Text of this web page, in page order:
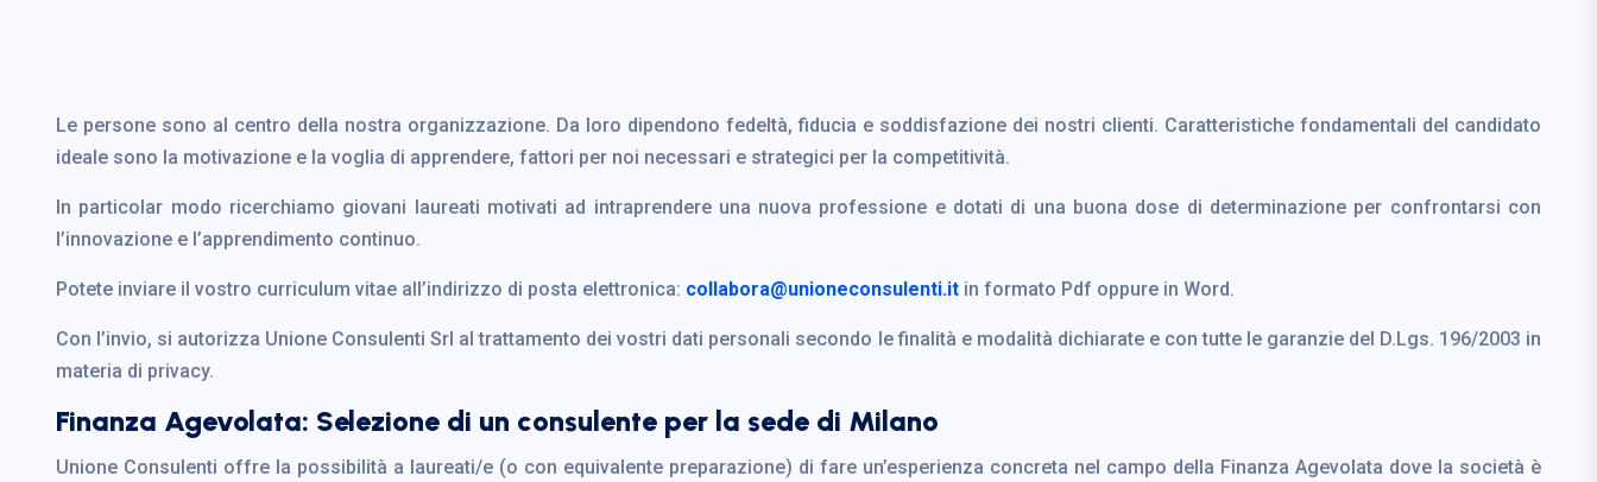
Le persone sono al centro della nostra organizzazione. Da loro dipendono fedeltà, fiducia e soddisfazione dei nostri clienti. Caratteristiche fondamentali del candidato
ideale sono la motivazione e la voglia di apprendere, fattori per noi necessari e strategici per la competitività.
In particolar modo ricerchiamo giovani laureati motivati ad intraprendere una nuova professione e dotati di una buona dose di determinazione per confrontarsi con
l’innovazione e l’apprendimento continuo.
Potete inviare il vostro curriculum vitae all’indirizzo di posta elettronica: collabora@unioneconsulenti.it in formato Pdf oppure in Word.
Con l’invio, si autorizza Unione Consulenti Srl al trattamento dei vostri dati personali secondo le finalità e modalità dichiarate e con tutte le garanzie del D.Lgs. 196/2003 in
materia di privacy.
Finanza Agevolata: Selezione di un consulente per la sede di Milano
Unione Consulenti offre la possibilità a laureati/e (o con equivalente preparazione) di fare un’esperienza concreta nel campo della Finanza Agevolata dove la società è